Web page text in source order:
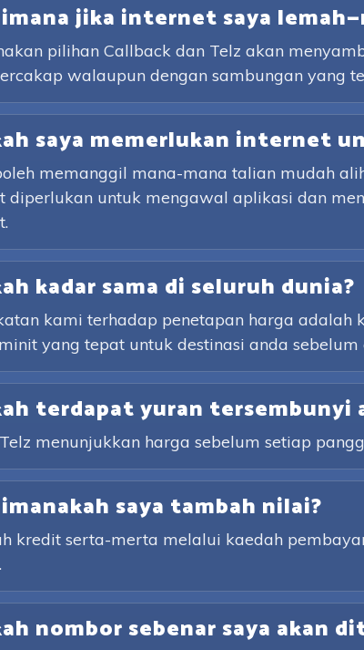
jika internet saya
pilihan Callback dan Telz akan
walaupun dengan sambungan yang
saya memerlukan internet
memanggil mana-mana talian mudah
diperlukan untuk mengawal aplikasi dan
kadar sama di seluruh dunia?
kami terhadap penetapan harga adalah
yang tepat untuk destinasi anda
terdapat yuran tersembunyi
menunjukkan harga sebelum setiap
saya tambah nilai?
kredit serta-merta melalui kaedah
nombor sebenar saya akan